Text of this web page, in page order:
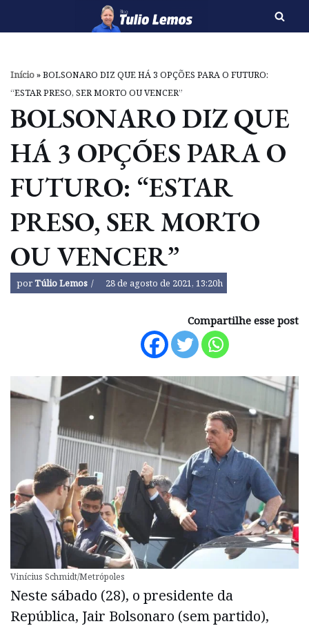
o
conteúdo
Início»BOLSONARO DIZ QUE HÁ 3 OPÇÕES PARA O FUTURO:
“ESTAR PRESO, SER MORTO OU VENCER”
BOLSONARO DIZ QUE
HÁ 3 OPÇÕES PARA O
FUTURO: “ESTAR
PRESO, SER MORTO
OU VENCER”
porTúlio Lemos 28 de agosto de 2021, 13:20h
Compartilhe esse post
Vinícius Schmidt/Metrópoles
Neste sábado (28), o presidente da
República, Jair Bolsonaro (sem partido),